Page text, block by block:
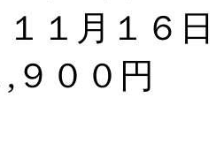
１月１６日
００円